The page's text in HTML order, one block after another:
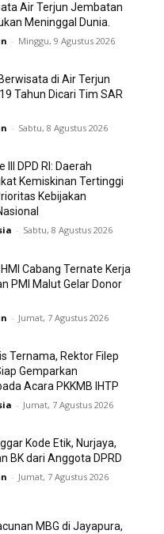
Air Terjun Jembatan
Meninggal Dunia.
- Minggu, 9 Agustus 2026
di Air Terjun
Tahun Dicari Tim SAR
- Sabtu, 8 Agustus 2026
III DPD RI: Daerah
Kemiskinan Tertinggi
Kebijakan
- Sabtu, 8 Agustus 2026
Cabang Ternate Kerja
PMI Malut Gelar Donor
- Jumat, 7 Agustus 2026
Ternama, Rektor Filep
Gemparkan
Acara PKKMB IHTP
- Jumat, 7 Agustus 2026
Kode Etik, Nurjaya,
BK dari Anggota DPRD
- Jumat, 7 Agustus 2026
MBG di Jayapura,